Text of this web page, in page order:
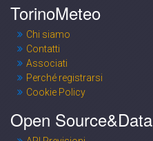
TorinoMeteo
Chi siamo
Contatti
Associati
Perché registrarsi
Cookie Policy
Open Source&Data